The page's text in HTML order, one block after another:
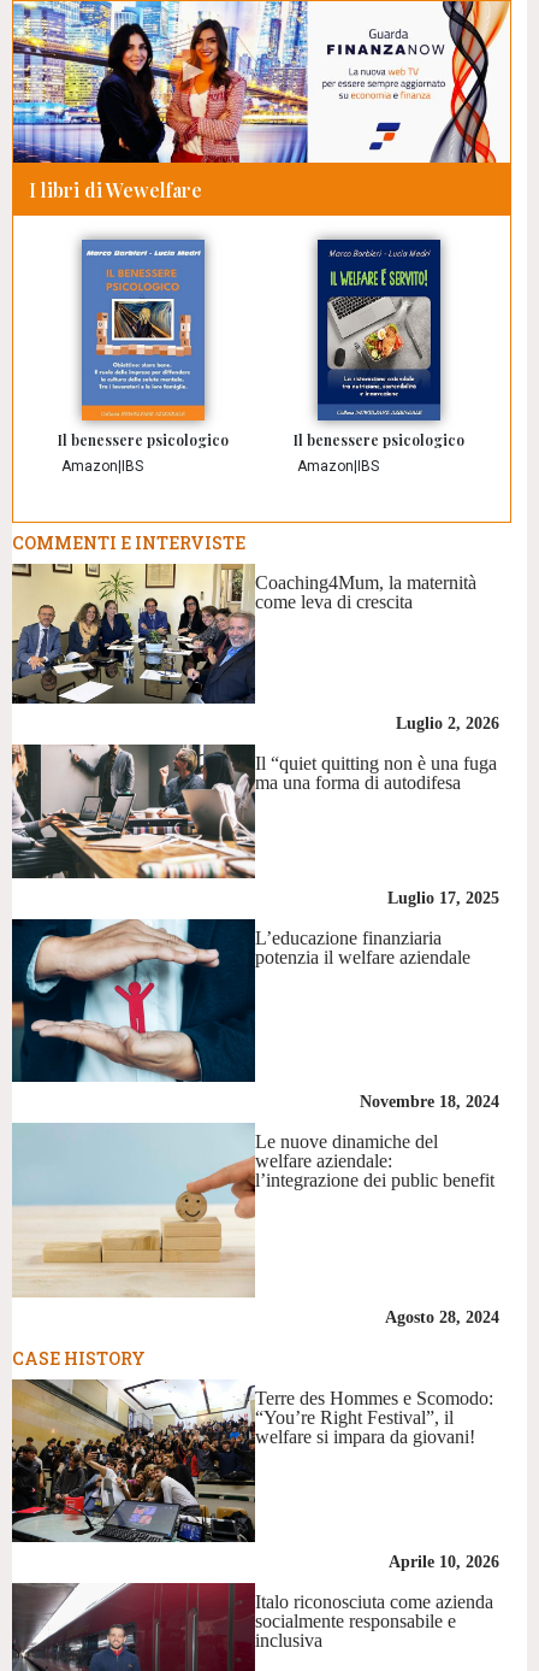
I libri di Wewelfare
Il benessere psicologico
Amazon IBS
Il benessere psicologico
Amazon IBS
COMMENTI E INTERVISTE
Coaching4Mum, la maternità
come leva di crescita
Luglio 2, 2026
Il “quiet quitting non è una fuga
ma una forma di autodifesa
Luglio 17, 2025
L’educazione finanziaria
potenzia il welfare aziendale
Novembre 18, 2024
Le nuove dinamiche del
welfare aziendale:
l’integrazione dei public benefit
Agosto 28, 2024
CASE HISTORY
Terre des Hommes e Scomodo:
“You’re Right Festival”, il
welfare si impara da giovani!
Aprile 10, 2026
Italo riconosciuta come azienda
socialmente responsabile e
inclusiva